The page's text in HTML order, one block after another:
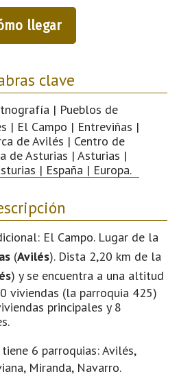
llegar
clave
| Pueblos de
| El Campo | Entreviñas |
de Avilés | Centro de
de Asturias | Asturias |
| España | Europa.
El Campo. Lugar de la
(Avilés). Dista 2,20 km de la
) y se encuentra a una altitud
viviendas (la parroquia 425)
principales y 8
tiene 6 parroquias: Avilés,
Miranda, Navarro.